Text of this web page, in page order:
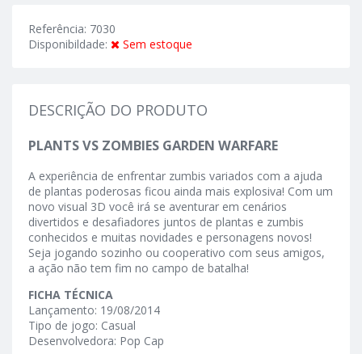
Referência: 7030
Disponibildade:
Sem estoque
DESCRIÇÃO DO PRODUTO
PLANTS VS ZOMBIES GARDEN WARFARE
A experiência de enfrentar zumbis variados com a ajuda
de plantas poderosas ficou ainda mais explosiva! Com um
novo visual 3D você irá se aventurar em cenários
divertidos e desafiadores juntos de plantas e zumbis
conhecidos e muitas novidades e personagens novos!
Seja jogando sozinho ou cooperativo com seus amigos,
a ação não tem fim no campo de batalha!
FICHA TÉCNICA
Lançamento: 19/08/2014
Tipo de jogo: Casual
Desenvolvedora: Pop Cap